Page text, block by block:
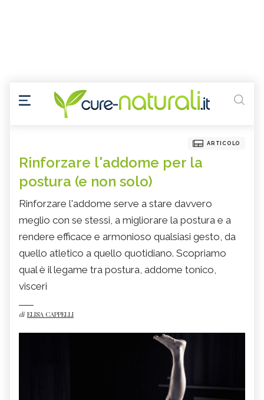
ARTICOLO
Rinforzare l'addome per la
postura (e non solo)
Rinforzare l'addome serve a stare davvero
meglio con se stessi, a migliorare la postura e a
rendere efficace e armonioso qualsiasi gesto, da
quello atletico a quello quotidiano. Scopriamo
qual è il legame tra postura, addome tonico,
visceri
di ELISA CAPPELLI